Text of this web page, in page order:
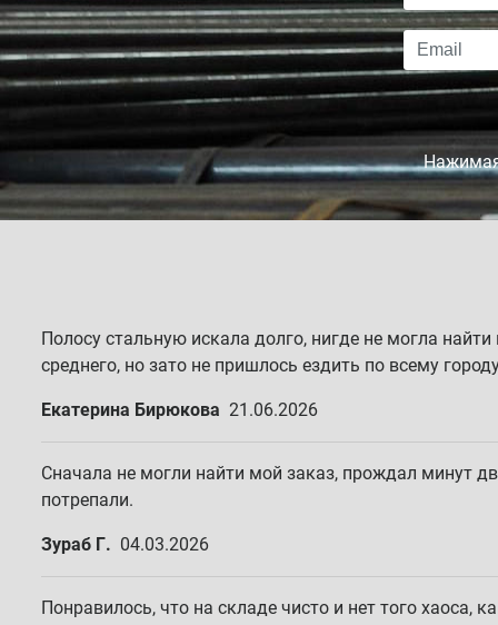
Нажимая
Полосу стальную искала долго, нигде не могла
среднего, но зато не пришлось ездить по всему
Екатерина Бирюкова 21.06.2026
Сначала не могли найти мой заказ, прождал минут
потрепали.
Зураб Г. 04.03.2026
Понравилось, что на складе чисто и нет того хаоса,